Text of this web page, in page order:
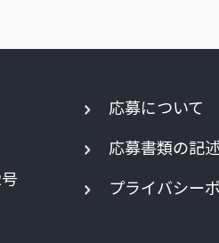
応募について
応募書類の記
プライバシー